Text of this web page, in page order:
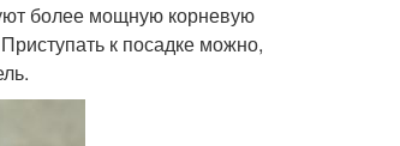
более мощную корневую
к посадке можно,